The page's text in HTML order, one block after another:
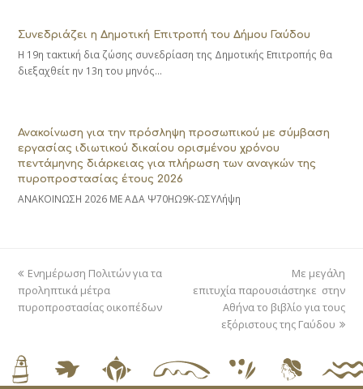
Συνεδριάζει η Δημοτική Επιτροπή του Δήμου Γαύδου
Η 19η τακτική δια ζώσης συνεδρίαση της Δημοτικής Επιτροπής θα
διεξαχθείτ ην 13η του μηνός…
Ανακοίνωση για την πρόσληψη προσωπικού με σύμβαση
εργασίας ιδιωτικού δικαίου ορισμένου χρόνου
πεντάμηνης διάρκειας για πλήρωση των αναγκών της
πυροπροστασίας έτους 2026
ΑΝΑΚΟΙΝΩΣΗ 2026 ΜΕ ΑΔΑ Ψ70ΗΩ9Κ-ΩΣΥΛήψη
previous
post:
Ενημέρωση Πολιτών για τα
προληπτικά μέτρα
πυροπροστασίας οικοπέδων
next
post:
Με μεγάλη
επιτυχία παρουσιάστηκε στην
Αθήνα το βιβλίο για τους
εξόριστους της Γαύδου